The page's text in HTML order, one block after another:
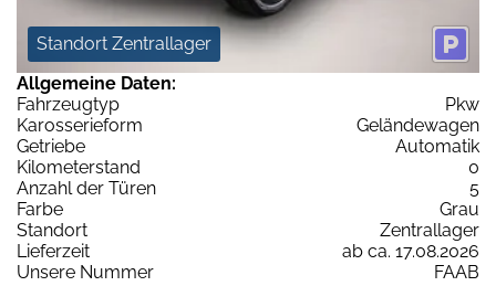
Standort Zentrallager
Allgemeine Daten:
Fahrzeugtyp
Pkw
Karosserieform
Geländewagen
Getriebe
Automatik
Kilometerstand
0
Anzahl der Türen
5
Farbe
Grau
Standort
Zentrallager
Lieferzeit
ab ca. 17.08.2026
Unsere Nummer
FAAB